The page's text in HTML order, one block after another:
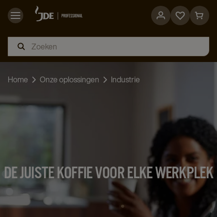
Go
page
Go
page
Home Onze oplossingen Industrie
DE JUISTE KOFFIE VOOR ELKE WERKPLEK